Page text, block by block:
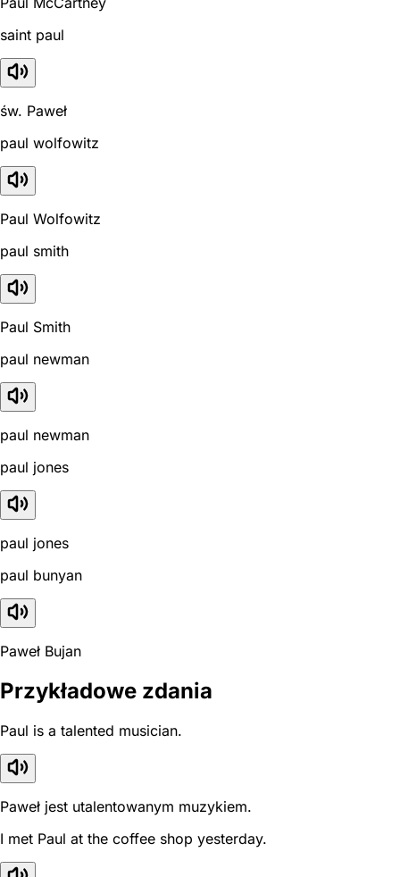
saint paul
św. Paweł
paul wolfowitz
Paul Wolfowitz
paul smith
Paul Smith
paul newman
paul newman
paul jones
paul jones
paul bunyan
Paweł Bujan
Przykładowe zdania
Paul is a talented musician.
Paweł jest utalentowanym muzykiem.
I met Paul at the coffee shop yesterday.